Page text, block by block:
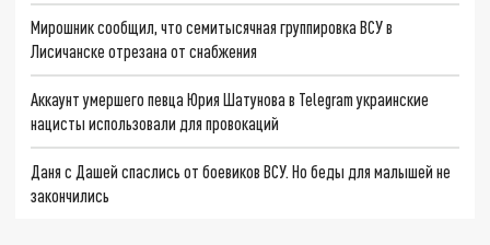
Мирошник сообщил, что семитысячная группировка ВСУ в
Лисичанске отрезана от снабжения
Аккаунт умершего певца Юрия Шатунова в Telegram украинские
нацисты использовали для провокаций
Даня с Дашей спаслись от боевиков ВСУ. Но беды для малышей не
закончились